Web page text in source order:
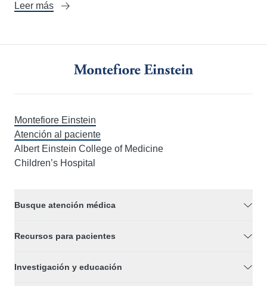
Leer más
Montefiore Einstein
Atención al paciente
Albert Einstein College of Medicine
Children’s Hospital
Busque atención médica
Recursos para pacientes
Investigación y educación